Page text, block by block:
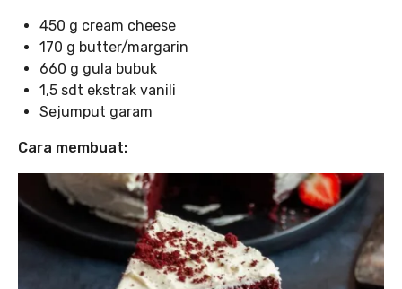
450 g cream cheese
170 g butter/margarin
660 g gula bubuk
1,5 sdt ekstrak vanili
Sejumput garam
Cara membuat: